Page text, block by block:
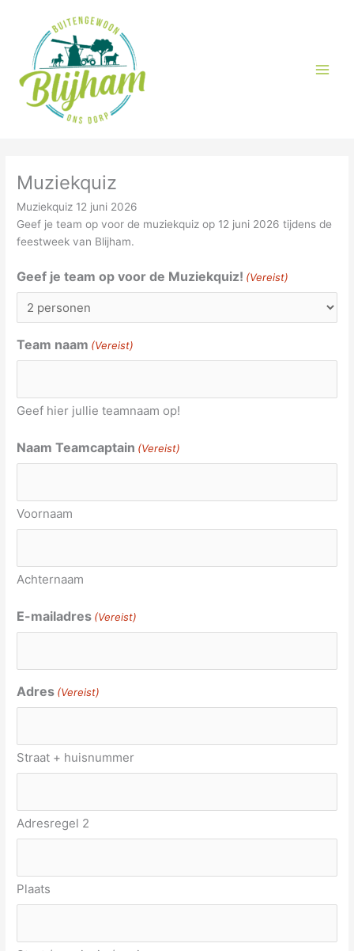
inhoud
Muziekquiz
Muziekquiz 12 juni 2026
Geef je team op voor de muziekquiz op 12 juni 2026 tijdens de
feestweek van Blijham.
Geef je team op voor de Muziekquiz! (Vereist)
Team naam (Vereist)
Geef hier jullie teamnaam op!
Naam Teamcaptain (Vereist)
Voornaam
Achternaam
E-mailadres (Vereist)
Adres (Vereist)
Straat + huisnummer
Adresregel 2
Plaats